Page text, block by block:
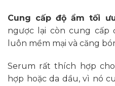
Cung cấp độ ẩm tối
ngược lại còn cung cấp
luôn mềm mại và căng
Serum rất thích hợp
hợp hoặc da dầu, vì nó